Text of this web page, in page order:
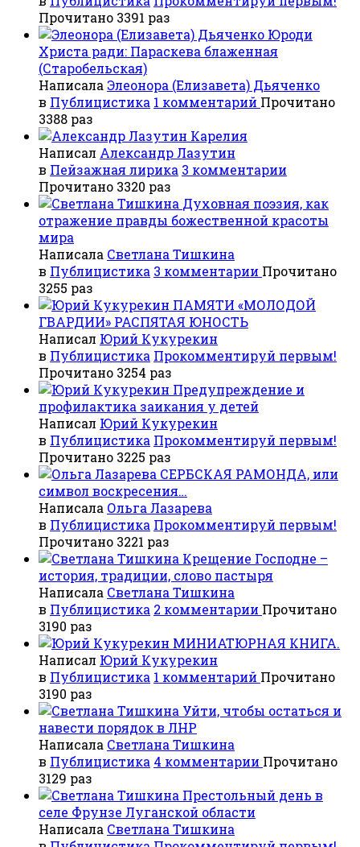
Прочитано 3391 раз
Юроди
Христа ради: Параскева блаженная
(Старобельская)
Написала Элеонора (Елизавета) Дьяченко
в Публицистика 1 комментарий Прочитано
3388 раз
Карелия
Написал Александр Лазутин
в Пейзажная лирика 3 комментарии
Прочитано 3320 раз
Духовная поэзия, как
отражение правды божественной красоты
мира
Написала Светлана Тишкина
в Публицистика 3 комментарии Прочитано
3255 раз
ПАМЯТИ «МОЛОДОЙ
ГВАРДИИ» РАСПЯТАЯ ЮНОСТЬ
Написал Юрий Кукурекин
в Публицистика Прокомментируй первым!
Прочитано 3254 раз
Предупреждение и
профилактика заикания у детей
Написал Юрий Кукурекин
в Публицистика Прокомментируй первым!
Прочитано 3225 раз
СЕРБСКАЯ РАМОНДА, или
символ воскресения…
Написала Ольга Лазарева
в Публицистика Прокомментируй первым!
Прочитано 3221 раз
Крещение Господне –
история, традиции, слово пастыря
Написала Светлана Тишкина
в Публицистика 2 комментарии Прочитано
3190 раз
МИНИАТЮРНАЯ КНИГА.
Написал Юрий Кукурекин
в Публицистика 1 комментарий Прочитано
3190 раз
Уйти, чтобы остаться и
навести порядок в ЛНР
Написала Светлана Тишкина
в Публицистика 4 комментарии Прочитано
3129 раз
Престольный день в
селе Фрунзе Луганской области
Написала Светлана Тишкина